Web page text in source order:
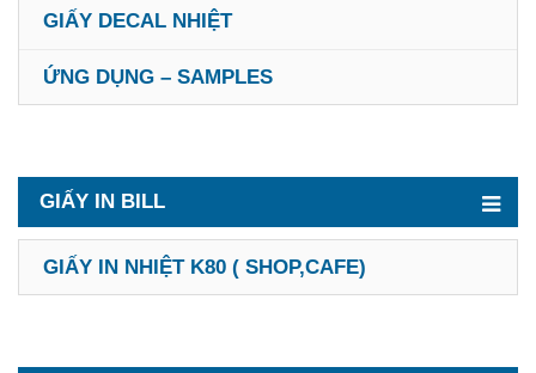
GIẤY DECAL NHIỆT
ỨNG DỤNG – SAMPLES
GIẤY IN BILL
GIẤY IN NHIỆT K80 ( SHOP,CAFE)